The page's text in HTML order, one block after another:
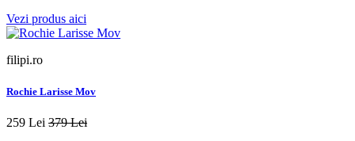
Vezi produs aici
filipi.ro
Rochie Larisse Mov
259 Lei 379 Lei